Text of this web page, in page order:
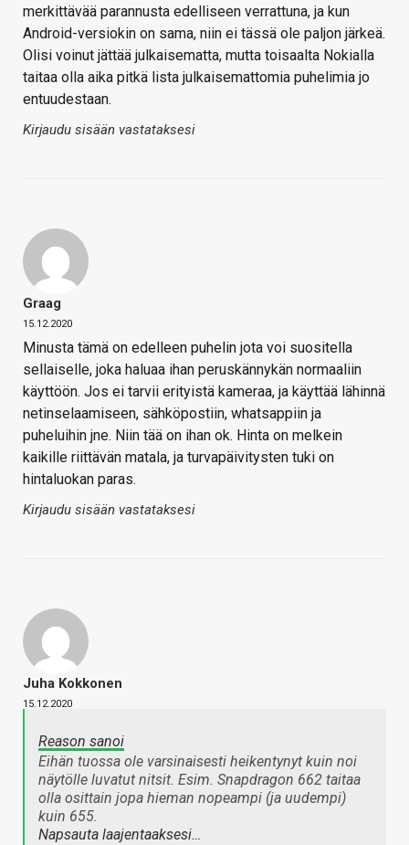
merkittävää parannusta edelliseen verrattuna, ja kun
Android-versiokin on sama, niin ei tässä ole paljon järkeä.
Olisi voinut jättää julkaisematta, mutta toisaalta Nokialla
taitaa olla aika pitkä lista julkaisemattomia puhelimia jo
entuudestaan.
Kirjaudu sisään vastataksesi
Graag
15.12.2020
Minusta tämä on edelleen puhelin jota voi suositella
sellaiselle, joka haluaa ihan peruskännykän normaaliin
käyttöön. Jos ei tarvii erityistä kameraa, ja käyttää lähinnä
netinselaamiseen, sähköpostiin, whatsappiin ja
puheluihin jne. Niin tää on ihan ok. Hinta on melkein
kaikille riittävän matala, ja turvapäivitysten tuki on
hintaluokan paras.
Kirjaudu sisään vastataksesi
Juha Kokkonen
15.12.2020
Reason sanoi
Eihän tuossa ole varsinaisesti heikentynyt kuin noi
näytölle luvatut nitsit. Esim. Snapdragon 662 taitaa
olla osittain jopa hieman nopeampi (ja uudempi)
kuin 655.
Napsauta laajentaaksesi…